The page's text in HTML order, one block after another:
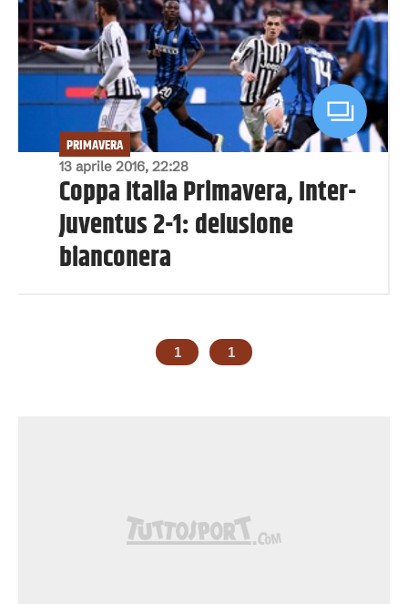
13 aprile 2016, 22:28
PRIMAVERA
Coppa Italia Primavera, Inter-
Juventus 2-1: delusione
bianconera
1 1